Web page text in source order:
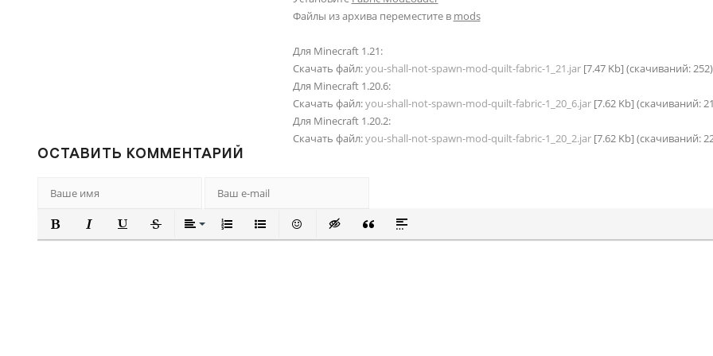
Файлы из архива переместите в mods
Для Minecraft 1.21:
Скачать файл:you-shall-not-spawn-mod-quilt-fabric-1_21.jar [7.47 Kb] (cкачиваний: 252)
Для Minecraft 1.20.6:
Скачать файл:you-shall-not-spawn-mod-quilt-fabric-1_20_6.jar [7.62 Kb] (cкачиваний:
Для Minecraft 1.20.2:
Скачать файл:you-shall-not-spawn-mod-quilt-fabric-1_20_2.jar [7.62 Kb] (cкачиваний:
ОСТАВИТЬ КОММЕНТАРИЙ
ПОЛУЖИРНЫЙ
КУРСИВПОДЧЕРКНУТЫЙ
ЗАЧЕРКНУТЫЙВЫРАВНИВАНИЕ
НУМЕРОВАННЫЙ СПИСОК
МАРКИРОВАННЫЙ СПИСОК
ВСТАВИТЬ СМАЙЛИК
ВСТАВКА СКРЫТОГО ТЕКСТА
ВСТАВКА ЦИТАТЫ
ВСТАВКА СПОЙЛЕРА